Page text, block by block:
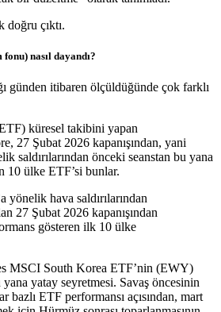
çıktı.
nasıl dayandı?
günden itibaren ölçüldüğünde çok farklı
küresel takibini yapan
27 Şubat 2026 kapanışından, yani
saldırılarından önceki seanstan bu yana
10 ülke ETF’si bunlar.
yönelik hava saldırılarından
27 Şubat 2026 kapanışından
gösteren ilk 10 ülke
MSCI South Korea ETF’nin (EWY)
yana yatay seyretmesi. Savaş öncesinin
bazlı ETF performansı açısından, mart